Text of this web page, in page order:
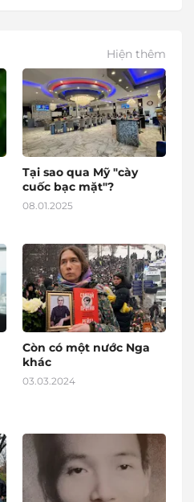
Hiện thêm
Tại sao qua Mỹ "cày
cuốc bạc mặt"?
08.01.2025
Còn có một nước Nga
khác
03.03.2024